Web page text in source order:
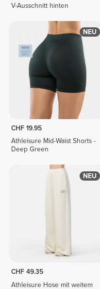
V-Ausschnitt hinten
NEU
CHF 19.95
Athleisure Mid-Waist Shorts -
Deep Green
NEU
CHF 49.35
Athleisure Hose mit weitem